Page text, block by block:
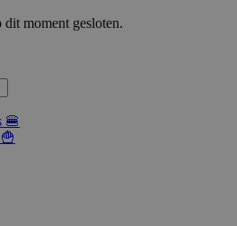
moment gesloten.
🍔